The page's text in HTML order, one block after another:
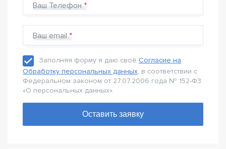
Ваш Телефон
Ваш email
Заполняя форму я даю своё Согласие на
Обработку персональных данных, в соответствии с
Федеральном законом от 27.07.2006 года № 152-Ф3
«О персональных данных».